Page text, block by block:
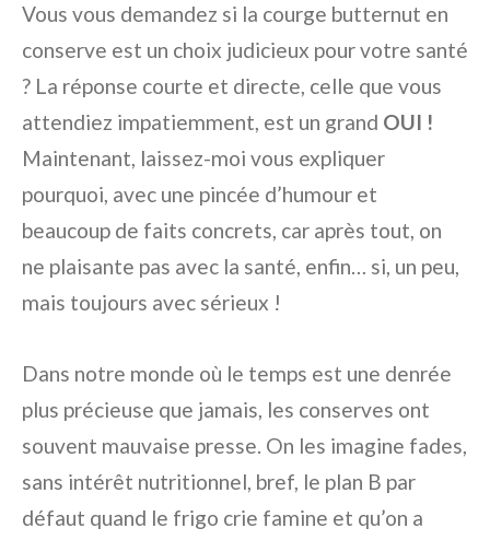
Vous vous demandez si la courge butternut en
conserve est un choix judicieux pour votre santé
? La réponse courte et directe, celle que vous
attendiez impatiemment, est un grand OUI !
Maintenant, laissez-moi vous expliquer
pourquoi, avec une pincée d’humour et
beaucoup de faits concrets, car après tout, on
ne plaisante pas avec la santé, enfin… si, un peu,
mais toujours avec sérieux !
Dans notre monde où le temps est une denrée
plus précieuse que jamais, les conserves ont
souvent mauvaise presse. On les imagine fades,
sans intérêt nutritionnel, bref, le plan B par
défaut quand le frigo crie famine et qu’on a